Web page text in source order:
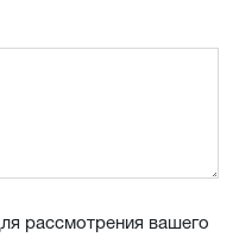
рассмотрения вашего